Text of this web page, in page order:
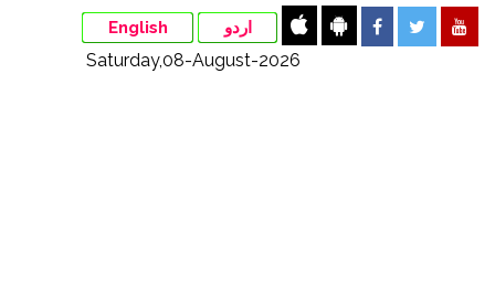
English اردو
Saturday,08-August-2026